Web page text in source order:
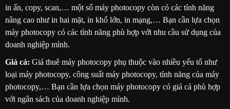
in ấn, copy, scan,… một số máy photocopy còn có các tính năng
nâng cao như in hai mặt, in khổ lớn, in mạng,… Bạn cần lựa chọn
máy photocopy có các tính năng phù hợp với nhu cầu sử dụng của
doanh nghiệp mình.
Giá cả: Giá thuê máy photocopy phụ thuộc vào nhiều yếu tố như
loại máy photocopy, công suất máy photocopy, tính năng của máy
photocopy,… Bạn cần lựa chọn máy photocopy có giá cả phù hợp
với ngân sách của doanh nghiệp mình.